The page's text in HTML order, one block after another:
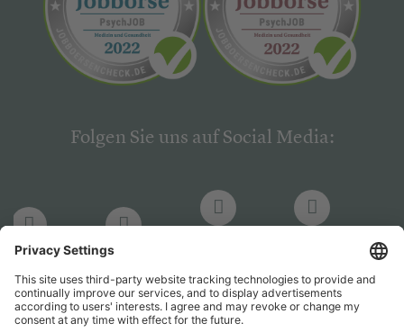
Folgen Sie uns auf Social Media:
LinkedIn
PsychJOB PsychJOB
Hogrefe
Verlag
Hogrefe
Verlag